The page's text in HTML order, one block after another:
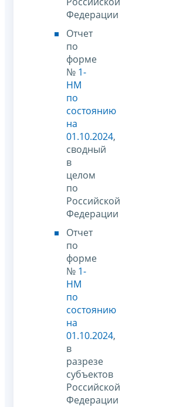
Федерации
Отчет
по
форме
№ 1-
НМ
по
состоянию
на
01.10.2024,
сводный
в
целом
по
Российской
Федерации
Отчет
по
форме
№ 1-
НМ
по
состоянию
на
01.10.2024,
в
разрезе
субъектов
Российской
Федерации